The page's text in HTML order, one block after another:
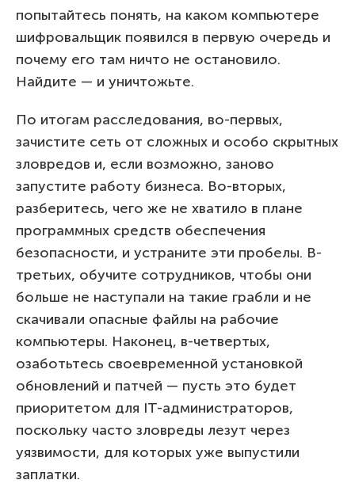
попытайтесь понять, на каком компьютере
шифровальщик появился в первую очередь и
почему его там ничто не остановило.
Найдите — и уничтожьте.
По итогам расследования, во-первых,
зачистите сеть от сложных и особо скрытных
зловредов и, если возможно, заново
запустите работу бизнеса. Во-вторых,
разберитесь, чего же не хватило в плане
программных средств обеспечения
безопасности, и устраните эти пробелы. В-
третьих, обучите сотрудников, чтобы они
больше не наступали на такие грабли и не
скачивали опасные файлы на рабочие
компьютеры. Наконец, в-четвертых,
озаботьтесь своевременной установкой
обновлений и патчей — пусть это будет
приоритетом для IT-администраторов,
поскольку часто зловреды лезут через
уязвимости, для которых уже выпустили
заплатки.